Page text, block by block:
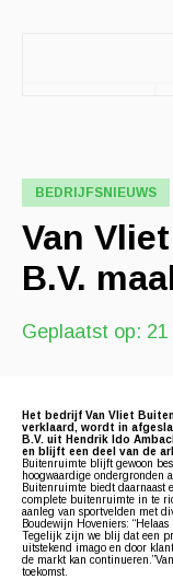
BEDRIJFSNIEUWS
Van
B.V.
Geplaatst op:
Het bedrijf Van Vliet
verklaard, wordt in
B.V. uit Hendrik Ido
en blijft een deel van de
Buitenruimte blijft gewoon
hoogwaardige ondergronden
Buitenruimte biedt daarnaast
complete buitenruimte in te
aanleg van sportvelden met
Boudewijn Hoveniers:
Tegelijk zijn we blij dat een
uitstekend imago en door
de markt kan
toekomst.